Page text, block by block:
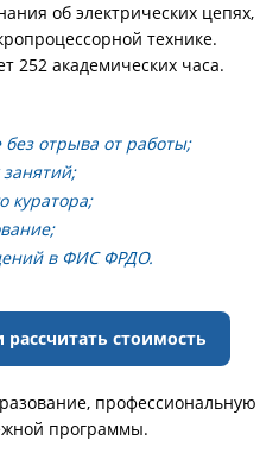
об электрических цепях,
технике.
252 академических часа.
отрыва от работы;
куратора;
в ФИС ФРДО.
стоимость
профессиональную
программы.